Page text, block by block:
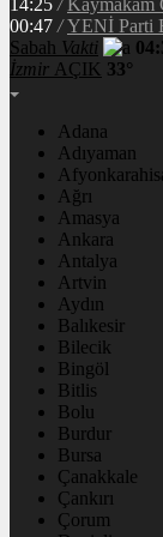
14:25 / Kaymakam
00:47 / YENİ Parti
Sabah Vakti
İzmir AÇIK 33°
Adana
Adıyaman
Ağrı
Amasya
Ankara
Antalya
Artvin
Aydın
Balıkesir
Bilecik
Bingöl
Bitlis
Bolu
Burdur
Bursa
Çanakkale
Çankırı
Çorum